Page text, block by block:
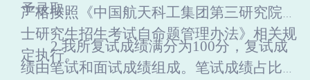
予录取。
严格按照《中国航天科工集团第三研究院硕
士研究生招生考试自命题管理办法》相关规
定执行。
2.我所复试成绩满分为100分，复试成
绩由笔试和面试成绩组成。笔试成绩占比